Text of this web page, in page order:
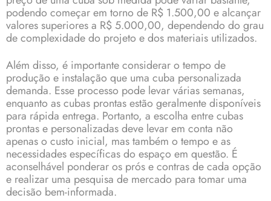
podendo começar em torno de R$ 1.500,00 e alcançar
valores superiores a R$ 5.000,00, dependendo do grau
de complexidade do projeto e dos materiais utilizados.
Além disso, é importante considerar o tempo de
produção e instalação que uma cuba personalizada
demanda. Esse processo pode levar várias semanas,
enquanto as cubas prontas estão geralmente disponíveis
para rápida entrega. Portanto, a escolha entre cubas
prontas e personalizadas deve levar em conta não
apenas o custo inicial, mas também o tempo e as
necessidades específicas do espaço em questão. É
aconselhável ponderar os prós e contras de cada opção
e realizar uma pesquisa de mercado para tomar uma
decisão bem-informada.